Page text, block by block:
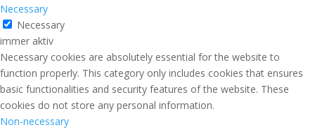
Necessary
Necessary
immer aktiv
Necessary cookies are absolutely essential for the website to
function properly. This category only includes cookies that ensures
basic functionalities and security features of the website. These
cookies do not store any personal information.
Non-necessary